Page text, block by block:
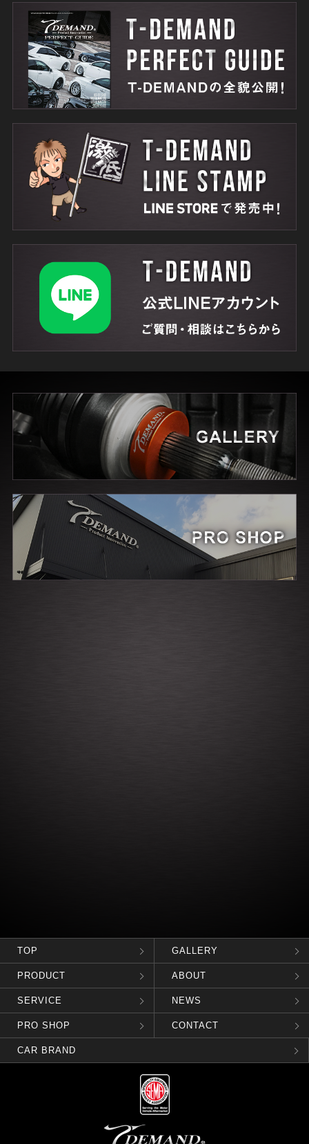
TOP GALLERY
PRODUCT ABOUT
SERVICE NEWS
PRO SHOP CONTACT
CAR BRAND